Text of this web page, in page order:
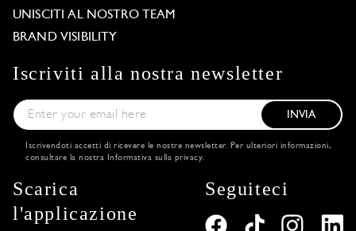
UNISCITI AL NOSTRO TEAM
BRAND VISIBILITY
Iscriviti alla nostra newsletter
INVIA
Iscrivendoti accetti di ricevere le nostre newsletter. Per ulteriori informazioni,
consultare la nostra
Informativa sulla privacy.
Scarica
l'applicazione
Seguiteci